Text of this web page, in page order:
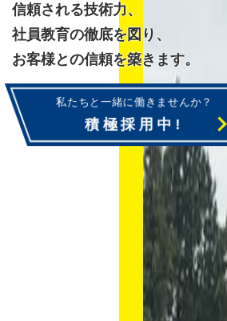
信頼される技術力、
社員教育の徹底を図り、
お客様との信頼を築きます。
私たちと一緒に働きませんか？
積極採用中!